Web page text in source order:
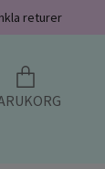
returer